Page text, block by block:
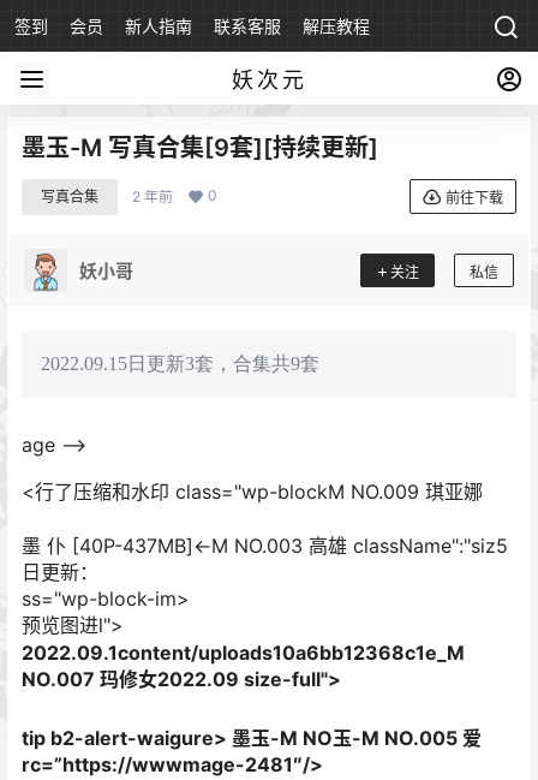
签到 会员 新人指南 联系客服 解压教程
妖次元
墨玉-M 写真合集[9套][持续更新]
写真合集 2 年前 0 前往下载
妖小哥 关注 私信
2022.09.15日更新3套，合集共9套
age –>
<行了压缩和水印 class="wp-blockM NO.009 琪亚娜
墨 仆 [40P-437MB]<-M NO.003 高雄 className":"siz5
日更新：
ss="wp-block-im>
预览图进l">
2022.09.1content/uploads10a6bb12368c1e_M
NO.007 玛修女2022.09 size-full">
tip b2-alert-waigure> 墨玉-M NO玉-M NO.005 爱
rc=”https://wwwmage-2481″/>